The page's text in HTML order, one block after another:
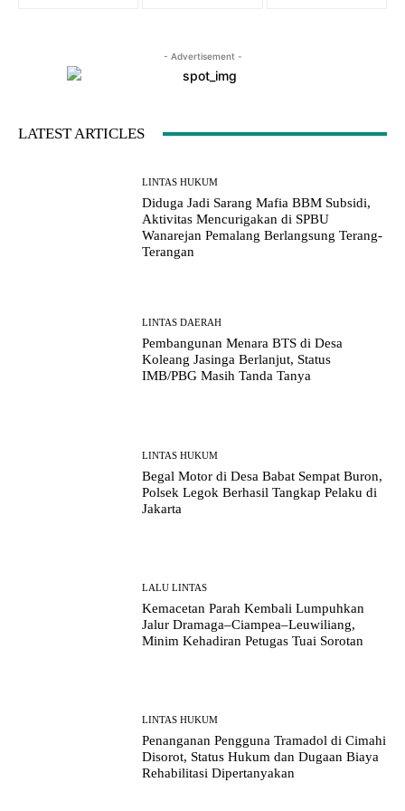
- Advertisement -
LATEST ARTICLES
LINTAS HUKUM
Diduga Jadi Sarang Mafia BBM Subsidi,
Aktivitas Mencurigakan di SPBU
Wanarejan Pemalang Berlangsung Terang-
Terangan
LINTAS DAERAH
Pembangunan Menara BTS di Desa
Koleang Jasinga Berlanjut, Status
IMB/PBG Masih Tanda Tanya
LINTAS HUKUM
Begal Motor di Desa Babat Sempat Buron,
Polsek Legok Berhasil Tangkap Pelaku di
Jakarta
LALU LINTAS
Kemacetan Parah Kembali Lumpuhkan
Jalur Dramaga–Ciampea–Leuwiliang,
Minim Kehadiran Petugas Tuai Sorotan
LINTAS HUKUM
Penanganan Pengguna Tramadol di Cimahi
Disorot, Status Hukum dan Dugaan Biaya
Rehabilitasi Dipertanyakan